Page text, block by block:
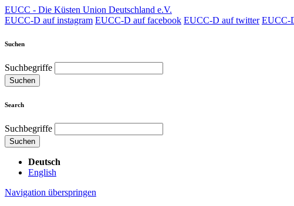
EUCC - Die Küsten Union Deutschland e.V.
EUCC-D auf instagram EUCC-D auf facebook EUCC-D auf twitter EUCC-
Suchen
Suchbegriffe
Suchen
Search
Suchbegriffe
Suchen
Deutsch
English
Navigation überspringen